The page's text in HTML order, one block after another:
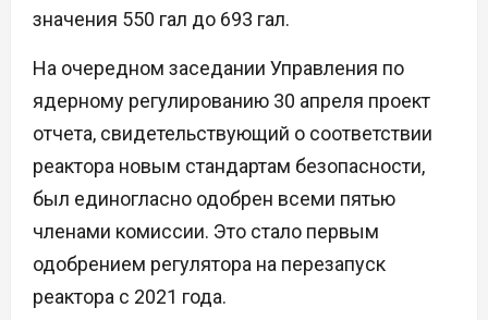
значения 550 гал до 693 гал.
На очередном заседании Управления по
ядерному регулированию 30 апреля проект
отчета, свидетельствующий о соответствии
реактора новым стандартам безопасности,
был единогласно одобрен всеми пятью
членами комиссии. Это стало первым
одобрением регулятора на перезапуск
реактора с 2021 года.